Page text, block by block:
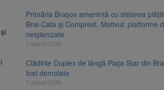
Primăria Brașov amenință cu sistarea
Brai-Cata și Comprest. Motivul: platforme
neigienizate
7 august 2026
Clădirile Duplex de lângă Piața Star din
fost demolate
7 august 2026